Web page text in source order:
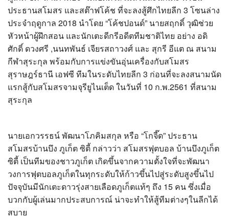
ประธานสโมสร และสต๊าฟโค้ช ที่จะลงสู้ศึกไทยลีก 3 โซนล่าง
ประจำฤดูกาล 2018 นำโดย “โค้ชปอนด์” นายสฤกดิ์ วุฒิช่วย
หัวหน้าผู้ฝึกสอน และนักเตะดีกรีอดีตทีมชาติไทย อย่าง อดิ
ศักดิ์ ดวงศรี ,นนทพันธ์ เจียรสถาวงศ์ และ สุกรี อีแต ณ สนาม
กีฬาสุระกุล พร้อมกับการแข่งขันอุ่นเครื่องกับสโมสร
สุราษฎร์ธานี เอฟซี ทีมในระดับไทยลีก 3 ก่อนที่จะลงสนามนัด
แรกสู้กับสโมสรจามจุรียูไนเต็ด ในวันที่ 10 ก.พ.2561 ที่สนาม
สุระกุล
นายเอกวรรธน์ พัฒนาโภคิมสกุล หรือ “โกจี๊ด” ประธาน
สโมสรบ้านบึง ภูเก็ต ซิตี้ กล่าวว่า สโมสรฟุตบอล บ้านบึงภูเก็ต
ซิตี้ เป็นทีมของชาวภูเก็ต เกิดขึ้นจากความตั้งใจที่จะพัฒนา
วงการฟุตบอลภูเก็ตในทุกระดับให้ก้าวขึ้นไปสู่ระดับสูงขึ้นไป
ปัจจุบันมีนักเตะดาวรุ่งสายเลือดภูเก็ตแท้ๆ ถึง 15 คน ซึ่งเมื่อ
บวกกับผู้เล่นมากประสบการณ์ น่าจะทำให้สู้ทีมต่างๆในลีกได้
สบาย